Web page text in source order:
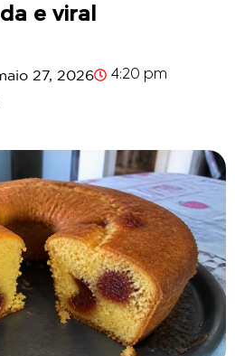
e viral
27, 2026 4:20 pm